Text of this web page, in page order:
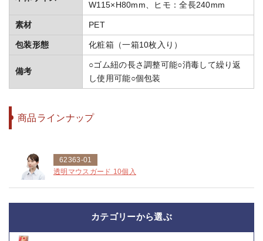
W115×H80mm、ヒモ：全長240mm
素材 PET
包装形態 化粧箱（一箱10枚入り）
備考
○ゴム紐の長さ調整可能○消毒して繰り返
し使用可能○個包装
商品ラインナップ
62363-01
透明マウスガード 10個入
カテゴリーから選ぶ